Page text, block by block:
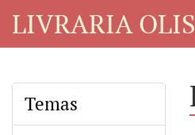
LIVRARIA
Temas